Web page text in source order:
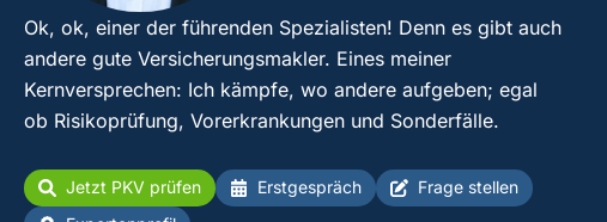
Ok, ok, einer der führenden Spezialisten! Denn es gibt auch
andere gute Versicherungsmakler. Eines meiner
Kernversprechen: Ich kämpfe, wo andere aufgeben; egal
ob Risikoprüfung, Vorerkrankungen und Sonderfälle.
Jetzt PKV prüfen Erstgespräch
Frage stellen